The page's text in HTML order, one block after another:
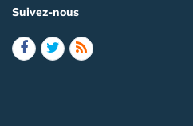
Suivez-nous